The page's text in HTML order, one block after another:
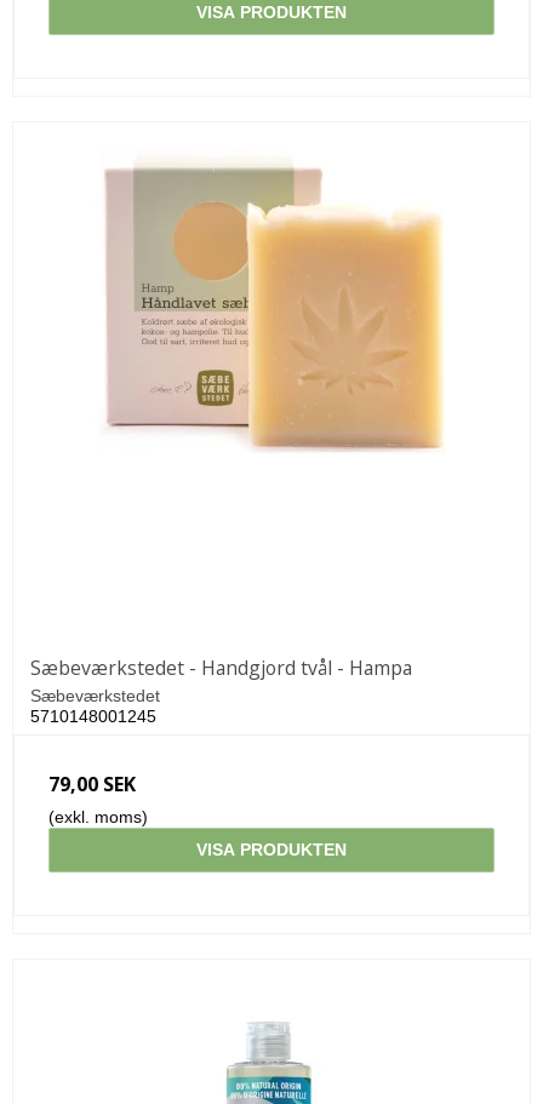
VISA PRODUKTEN
Sæbeværkstedet - Handgjord tvål - Hampa
Sæbeværkstedet
5710148001245
79,00 SEK
(exkl. moms)
VISA PRODUKTEN